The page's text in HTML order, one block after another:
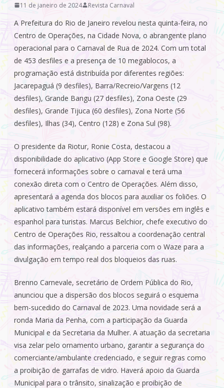
11 de janeiro de 2024 Revista Carnaval
A Prefeitura do Rio de Janeiro revelou nesta quinta-feira, no
Centro de Operações, na Cidade Nova, o abrangente plano
operacional para o Carnaval de Rua de 2024. Com um total
de 453 desfiles e a presença de 10 megablocos, a
programação está distribuída por diferentes regiões:
Jacarepaguá (9 desfiles), Barra/Recreio/Vargens (12
desfiles), Grande Bangu (27 desfiles), Zona Oeste (29
desfiles), Grande Tijuca (60 desfiles), Zona Norte (56
desfiles), Ilhas (34), Centro (128) e Zona Sul (98).
O presidente da Riotur, Ronie Costa, destacou a
disponibilidade do aplicativo (App Store e Google Store) que
fornecerá informações sobre o carnaval e terá uma
conexão direta com o Centro de Operações. Além disso,
apresentará a agenda dos blocos para auxiliar os foliões. O
aplicativo também estará disponível em versões em inglês e
espanhol para turistas. Marcus Belchior, chefe executivo do
Centro de Operações Rio, ressaltou a coordenação central
das informações, realçando a parceria com o Waze para a
divulgação em tempo real dos bloqueios das ruas.
Brenno Carnevale, secretário de Ordem Pública do Rio,
anunciou que a dispersão dos blocos seguirá o esquema
bem-sucedido do Carnaval de 2023. Uma novidade será a
ronda Maria da Penha, com a participação da Guarda
Municipal e da Secretaria da Mulher. A atuação da secretaria
visa zelar pelo ornamento urbano, garantir a segurança do
comerciante/ambulante credenciado, e seguir regras como
a proibição de garrafas de vidro. Haverá apoio da Guarda
Municipal para o trânsito, sinalização e proibição de